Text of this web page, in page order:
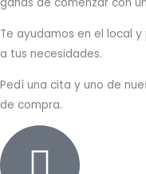
Te ayudamos en el local
a tus necesidades.
Pedí una cita y uno de
de compra.